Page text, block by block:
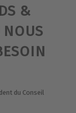
&
NOUS
du Conseil